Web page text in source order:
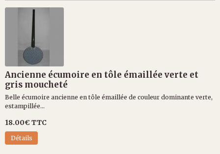
Ancienne écumoire en tôle émaillée verte et
gris moucheté
Belle écumoire ancienne en tôle émaillée de couleur dominante verte,
estampillée...
18.00€ TTC
Détails